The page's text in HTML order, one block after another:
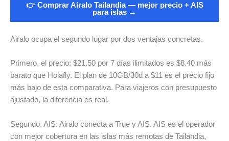
👉 Comprar Airalo Tailandia — mejor precio + AIS
para islas →
Airalo ocupa el segundo lugar por dos ventajas concretas.
Primero, el precio: $21.50 por 7 días ilimitados es $8.40 más
barato que Holafly. El plan de 10GB/30d a $11 es el precio fijo
más bajo de esta comparativa. Para viajeros con presupuesto
ajustado, la diferencia es real.
Segundo, AIS: Airalo conecta a True y AIS. AIS es el operador
con mejor cobertura en las islas más remotas de Tailandia,